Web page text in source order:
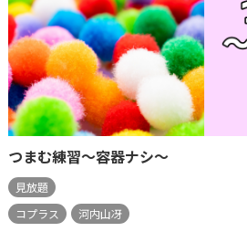
つまむ練習～容器ナシ～
見放題
コプラス
河内山冴